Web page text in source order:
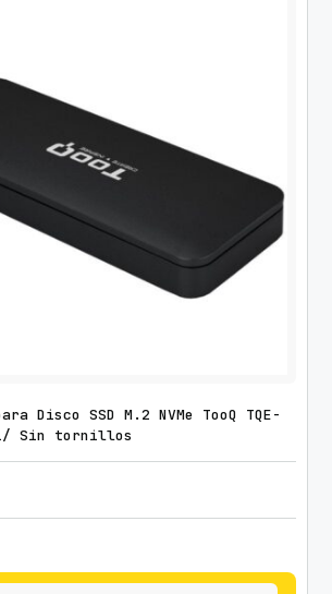
Disco SSD M.2 NVMe TooQ TQE-
Sin tornillos